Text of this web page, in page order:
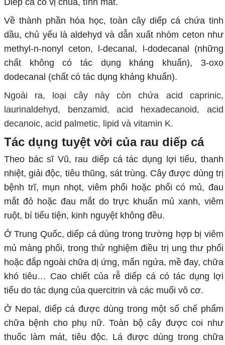
Diếp cá có vị chua, tính mát.
Về thành phần hóa học, toàn cây diếp cá chứa tinh
dầu, chủ yếu là aldehyd và dẫn xuất nhóm ceton như
methyl-n-nonyl ceton, l-decanal, l-dodecanal (những
chất không có tác dụng kháng khuẩn), 3-oxo
dodecanal (chất có tác dụng kháng khuẩn).
Ngoài ra, loại cây này còn chứa acid caprinic,
laurinaldehyd, benzamid, acid hexadecanoid, acid
decanoic, acid palmetic, lipid và vitamin K.
Tác dụng tuyệt vời của rau diếp cá
Theo bác sĩ Vũ, rau diếp cá tác dụng lợi tiểu, thanh
nhiệt, giải độc, tiêu thũng, sát trùng. Cây được dùng trị
bệnh trĩ, mụn nhọt, viêm phổi hoặc phổi có mủ, đau
mắt đỏ hoặc đau mắt do trực khuẩn mủ xanh, viêm
ruột, bí tiểu tiện, kinh nguyệt không đều.
Ở Trung Quốc, diếp cá dùng trong trường hợp bị viêm
mủ màng phổi, trong thử nghiệm điều trị ung thư phổi
hoặc đắp ngoài chữa dị ứng, mẩn ngứa, mề đay, chữa
khó tiêu… Cao chiết của rễ diếp cá có tác dụng lợi
tiểu do tác dụng của quercitrin và các muối vô cơ.
Ở Nepal, diếp cá được dùng trong một số chế phẩm
chữa bệnh cho phụ nữ. Toàn bộ cây được coi như
thuốc làm mát, tiêu độc. Lá được dùng trong chữa